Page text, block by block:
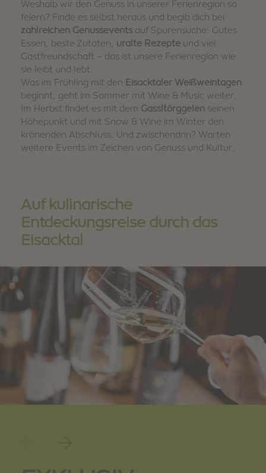
Weshalb wir den Genuss in unserer Ferienregion so
feiern? Finde es selbst heraus und begib dich bei
zahlreichen Genussevents auf Spurensuche: Gutes
Essen, beste Zutaten, uralte Rezepte und viel
Gastfreundschaft – das ist unsere Ferienregion wie
sie leibt und lebt.
Was im Frühling mit den Eisacktaler Weißweintagen
beginnt, geht im Sommer mit Wine & Music weiter.
Im Herbst findet es mit dem Gassltörggelen seinen
Höhepunkt und mit Snow & Wine im Winter den
krönenden Abschluss. Und zwischendrin? Warten
weitere Events im Zeichen von Genuss und Kultur.
Auf kulinarische
Entdeckungsreise durch das
Eisacktal